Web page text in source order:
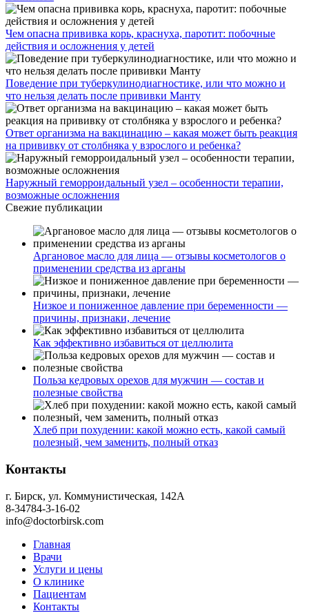
Чем опасна прививка корь, краснуха, паротит: побочные
действия и осложнения у детей
Поведение при туберкулинодиагностике, или что можно и
что нельзя делать после прививки Манту
Ответ организма на вакцинацию – какая может быть реакция
на прививку от столбняка у взрослого и ребенка?
Наружный геморроидальный узел – особенности терапии,
возможные осложнения
Свежие публикации
Аргановое масло для лица — отзывы косметологов о
применении средства из арганы
Низкое и пониженное давление при беременности —
причины, признаки, лечение
Как эффективно избавиться от целлюлита
Польза кедровых орехов для мужчин — состав и
полезные свойства
Хлеб при похудении: какой можно есть, какой самый
полезный, чем заменить, полный отказ
Контакты
г. Бирск, ул. Коммунистическая, 142А
8-34784-3-16-02
info@doctorbirsk.com
Главная
Врачи
Услуги и цены
О клинике
Пациентам
Контакты